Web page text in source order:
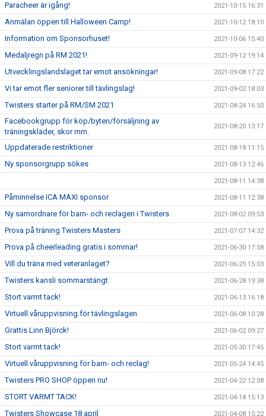
Paracheer är igång! 2021-10-15 16:31
Anmälan öppen till Halloween Camp! 2021-10-12 18:10
Information om Sponsorhuset! 2021-10-06 15:40
Medaljregn på RM 2021! 2021-09-12 19:14
Utvecklingslandslaget tar emot ansökningar! 2021-09-08 17:22
Vi tar emot fler seniorer till tävlingslag! 2021-09-02 18:03
Twisters starter på RM/SM 2021 2021-08-24 16:50
Facebookgrupp för köp/byten/försäljning av
träningskläder, skor mm.
2021-08-20 13:17
Uppdaterade restriktioner 2021-08-18 11:15
Ny sponsorgrupp sökes 2021-08-13 12:46
2021-08-11 14:38
Påminnelse ICA MAXI sponsor 2021-08-11 12:38
Ny samordnare för barn- och reclagen i Twisters 2021-08-02 09:53
Prova på träning Twisters Masters 2021-07-07 14:32
Prova på cheerleading gratis i sommar! 2021-06-30 17:58
Vill du träna med veteranlaget? 2021-06-29 15:03
Twisters kansli sommarstängt 2021-06-28 19:38
Stort varmt tack! 2021-06-13 16:18
Virtuell våruppvisning för tävlingslagen 2021-06-08 10:28
Grattis Linn Björck! 2021-06-02 09:27
Stort varmt tack! 2021-05-30 17:45
Virtuell våruppvisning för barn- och reclag! 2021-05-24 14:45
Twisters PRO SHOP öppen nu! 2021-04-22 12:08
STORT VARMT TACK! 2021-04-18 15:13
Twisters Showcase 18 april 2021-04-08 15:22